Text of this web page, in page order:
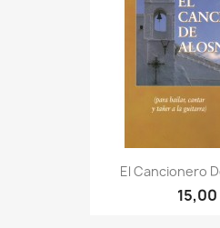
El Cancionero